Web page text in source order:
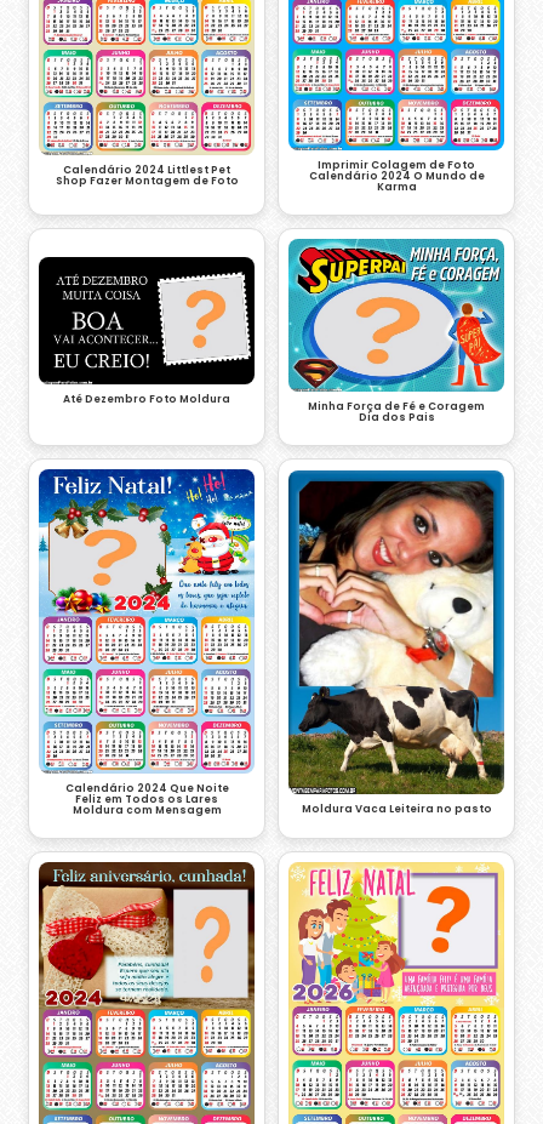
Calendário 2024 Littlest Pet
Shop Fazer Montagem de Foto
Imprimir Colagem de Foto
Calendário 2024 O Mundo de
Karma
Até Dezembro Foto Moldura Minha Força de Fé e Coragem
Dia dos Pais
Calendário 2024 Que Noite
Feliz em Todos os Lares
Moldura com Mensagem Moldura Vaca Leiteira no pasto